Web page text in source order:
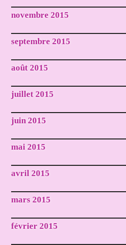
novembre 2015
septembre 2015
août 2015
juillet 2015
juin 2015
mai 2015
avril 2015
mars 2015
février 2015